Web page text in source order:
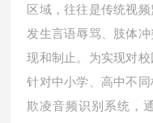
区域，往往是传统视
发生言语辱骂、肢体
现和制止。为实现对
针对中小学、高中不
欺凌音频识别系统，